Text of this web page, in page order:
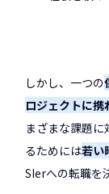
しかし、一つの
ロジェクトに
まざまな課題
るためには若い
SIerへの転職を